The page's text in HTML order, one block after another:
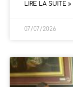
LIRE LA SUITE »
07/07/2026